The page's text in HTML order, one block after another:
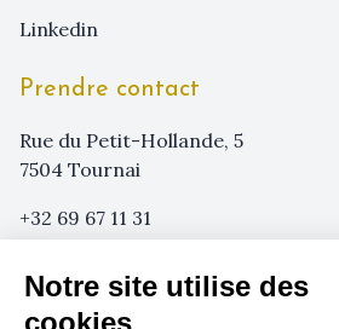
Notre site utilise des
cookies
linkedin
Prendre contact
Rue du Petit-Hollande, 5
7504 Tournai
+32 69 67 11 31
info@sensa-agency.com